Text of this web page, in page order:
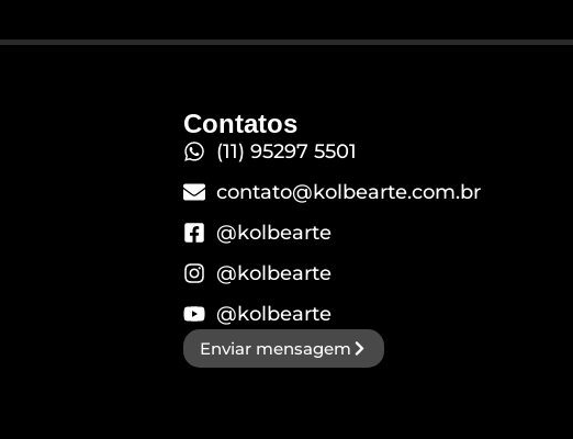
Contatos
(11) 95297 5501
contato@kolbearte.com.br
@kolbearte
@kolbearte
@kolbearte
Enviar mensagem